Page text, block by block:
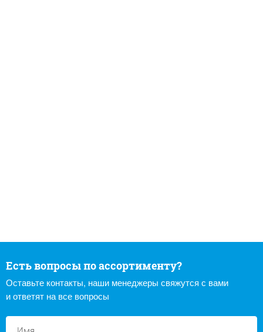
Есть вопросы по ассортименту?
Оставьте контакты, наши менеджеры свяжутся с вами
и ответят на все вопросы